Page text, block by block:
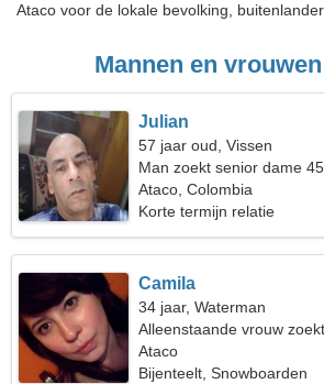
Ataco voor de lokale bevolking,
Mannen en
Julian
57 jaar oud, Vissen
Man zoekt senior dame
Ataco, Colombia
Korte termijn relatie
Camila
34 jaar, Waterman
Alleenstaande vrouw
Ataco
Bijenteelt, Snowboarden